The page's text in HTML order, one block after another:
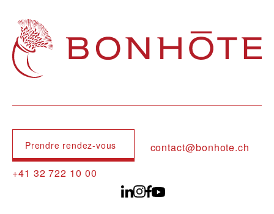
Navigation principale
Prendre rendez-vous
contact@bonhote.ch
+41 32 722 10 00